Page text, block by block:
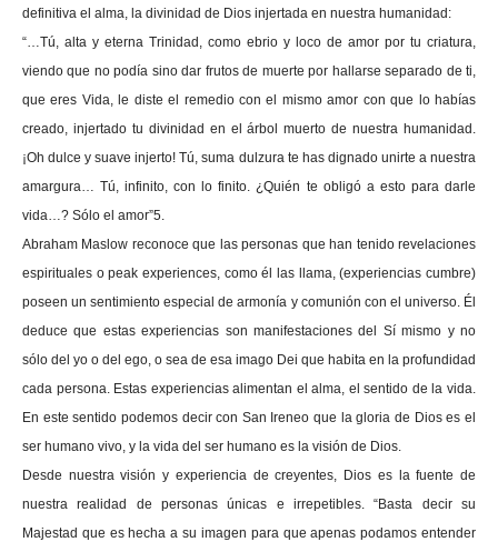
definitiva el alma, la divinidad de Dios injertada en nuestra humanidad:
“…Tú, alta y eterna Trinidad, como ebrio y loco de amor por tu criatura,
viendo que no podía sino dar frutos de muerte por hallarse separado de ti,
que eres Vida, le diste el remedio con el mismo amor con que lo habías
creado, injertado tu divinidad en el árbol muerto de nuestra humanidad.
¡Oh dulce y suave injerto! Tú, suma dulzura te has dignado unirte a nuestra
amargura… Tú, infinito, con lo finito. ¿Quién te obligó a esto para darle
vida…? Sólo el amor”5.
Abraham Maslow reconoce que las personas que han tenido revelaciones
espirituales o peak experiences, como él las llama, (experiencias cumbre)
poseen un sentimiento especial de armonía y comunión con el universo. Él
deduce que estas experiencias son manifestaciones del Sí mismo y no
sólo del yo o del ego, o sea de esa imago Dei que habita en la profundidad
cada persona. Estas experiencias alimentan el alma, el sentido de la vida.
En este sentido podemos decir con San Ireneo que la gloria de Dios es el
ser humano vivo, y la vida del ser humano es la visión de Dios.
Desde nuestra visión y experiencia de creyentes, Dios es la fuente de
nuestra realidad de personas únicas e irrepetibles. “Basta decir su
Majestad que es hecha a su imagen para que apenas podamos entender